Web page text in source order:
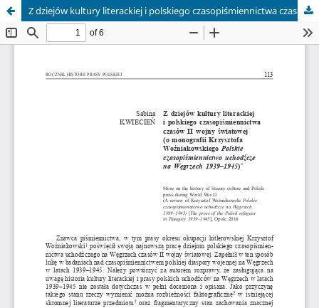
Z dziejów kultury literackiej i polskiego czasopiśmiennictwa czasów II wojny światowej (o monografii Krzysztofa Woźniakowskiego Polskie czasopiśmiennictwo uchodźcze na Węgrzech 1939–1945).